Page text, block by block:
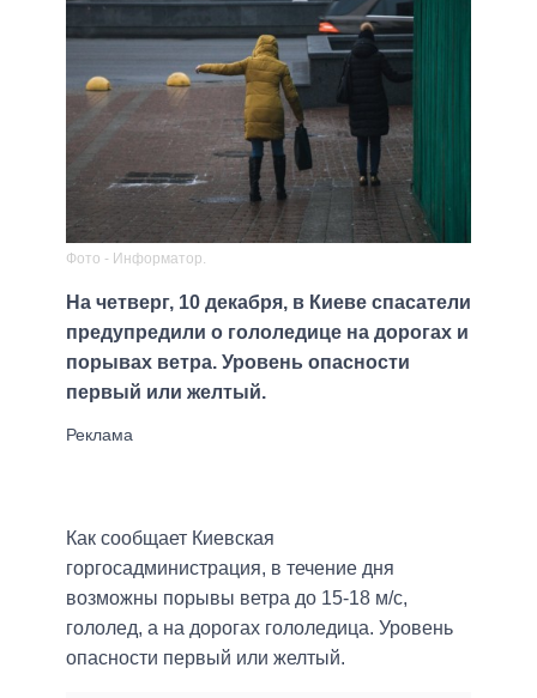
Фото - Информатор.
На четверг, 10 декабря, в Киеве спасатели
предупредили о гололедице на дорогах и
порывах ветра. Уровень опасности
первый или желтый.
Как сообщает Киевская
горгосадминистрация, в течение дня
возможны порывы ветра до 15-18 м/с,
гололед, а на дорогах гололедица. Уровень
опасности первый или желтый.